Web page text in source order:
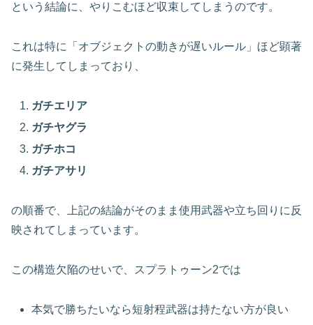
という結論に、やりこむほど収束してしまうのです。
これは特に「オブジェクトの動きが遅いルール」ほど顕著
に発生してしまっており、
ガチエリア
ガチヤグラ
ガチホコ
ガチアサリ
の順番で、上記の結論がそのまま使用武器や立ち回りに反
映されてしまっています。
この構造欠陥のせいで、スプラトゥーン2では
本気で勝ちたいなら短射程武器は持たない方が良い